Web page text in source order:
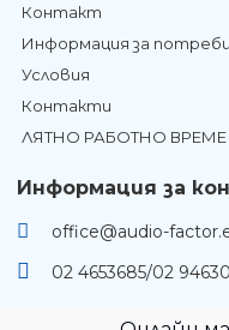
Контакт
Информация за
Условия
Контакти
ЛЯТНО РАБОТНО ВРЕМЕ
Информация за
office@audio-
02 4653685/02